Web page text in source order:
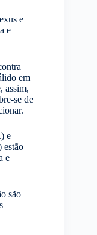
e
e
em
assim,
se de
e
estão
e
são